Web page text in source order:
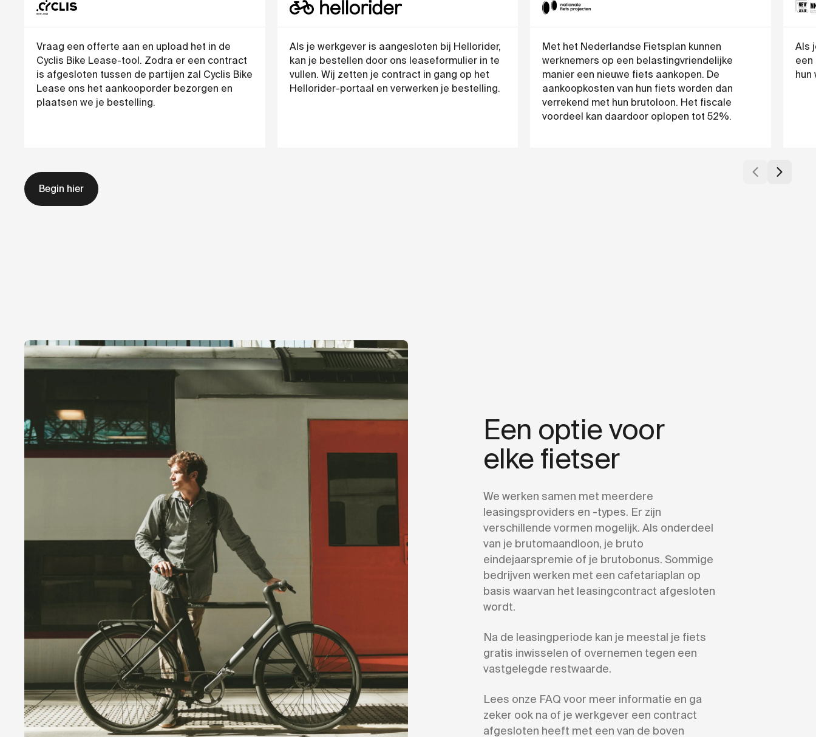
Vraag een offerte aan en upload het in de
Cyclis Bike Lease-tool. Zodra er een contract
is afgesloten tussen de partijen zal Cyclis Bike
Lease ons het aankooporder bezorgen en
plaatsen we je bestelling.
Als je werkgever is aangesloten bij Hellorider,
kan je bestellen door ons leaseformulier in te
vullen. Wij zetten je contract in gang op het
Hellorider-portaal en verwerken je bestelling.
Met het Nederlandse Fietsplan kunnen
werknemers op een belastingvriendelijke
manier een nieuwe fiets aankopen. De
aankoopkosten van hun fiets worden dan
verrekend met hun brutoloon. Het fiscale
voordeel kan daardoor oplopen tot 52%.
Als
een
hun
Begin hier
Een optie voor
elke fietser
We werken samen met meerdere
leasingsproviders en -types. Er zijn
verschillende vormen mogelijk. Als onderdeel
van je brutomaandloon, je bruto
eindejaarspremie of je brutobonus. Sommige
bedrijven werken met een cafetariaplan op
basis waarvan het leasingcontract afgesloten
wordt.
Na de leasingperiode kan je meestal je fiets
gratis inwisselen of overnemen tegen een
vastgelegde restwaarde.
Lees onze FAQ voor meer informatie en ga
zeker ook na of je werkgever een contract
afgesloten heeft met een van de boven